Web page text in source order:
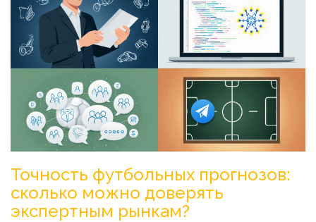
Точность футбольных прогнозов:
сколько можно доверять
экспертным рынкам?